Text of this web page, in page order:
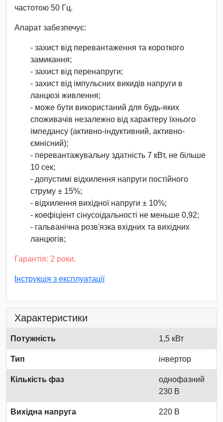
частотою 50 Гц.
Апарат забезпечує:
- захист від перевантаження та короткого
замикання;
- захист від перенапруги;
- захист від імпульсних викидів напруги в
ланцюзі живлення;
- може бути використаний для будь-яких
споживачів незалежно від характеру їхнього
імпедансу (активно-індуктивний, активно-
ємнісний);
- перевантажувальну здатність 7 кВт, не більше
10 сек;
- допустимі відхилення напруги постійного
струму ± 15%;
- відхилення вихідної напруги ± 10%;
- коефіціент сінусоідальності не меньше 0,92;
- гальванічна розв'язка вхідних та вихідних
ланцюгів;
Гарантія: 2 роки.
Інструкція з експлуатації
Характеристики
Потужність 1,5 кВт
Тип інвертор
Кількість фаз
однофазний
230 В
Вихідна напруга 220 В